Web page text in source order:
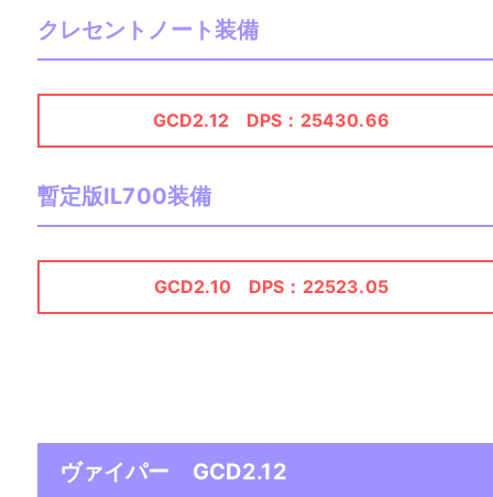
クレセントノート装備
GCD2.12 DPS：25430.66
暫定版IL700装備
GCD2.10 DPS：22523.05
ヴァイパー GCD2.12